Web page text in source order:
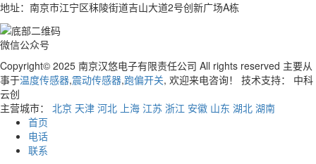
地址：南京市江宁区秣陵街道吉山大道2号创新广场A栋
微信公众号
Copyright© 2025 南京汉悠电子有限责任公司 All rights reserved 主要从
事于温度传感器,震动传感器,跑偏开关, 欢迎来电咨询！ 技术支持： 中科
云创
主营城市： 北京 天津 河北 上海 江苏 浙江 安徽 山东 湖北 湖南
首页
电话
联系